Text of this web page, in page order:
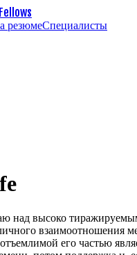
резюмеСпециалисты
над высоко
взаимоотношения
его частью